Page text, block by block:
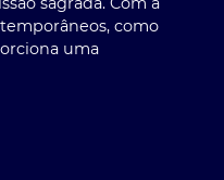
como
uma